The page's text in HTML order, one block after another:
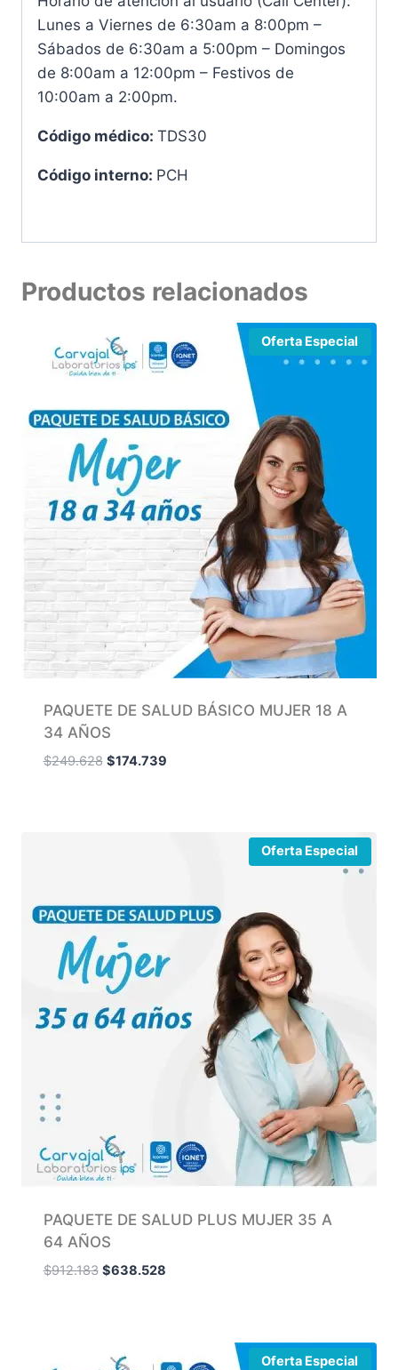
Lunes a Viernes de 6:30am a 8:00pm –
Sábados de 6:30am a 5:00pm – Domingos
de 8:00am a 12:00pm – Festivos de
10:00am a 2:00pm.
Código médico: TDS30
Código interno: PCH
Productos relacionados
Oferta Especial
PAQUETE DE SALUD BÁSICO MUJER 18 A
34 AÑOS
$249.628 $174.739
Oferta Especial
PAQUETE DE SALUD PLUS MUJER 35 A
64 AÑOS
$912.183 $638.528
Oferta Especial